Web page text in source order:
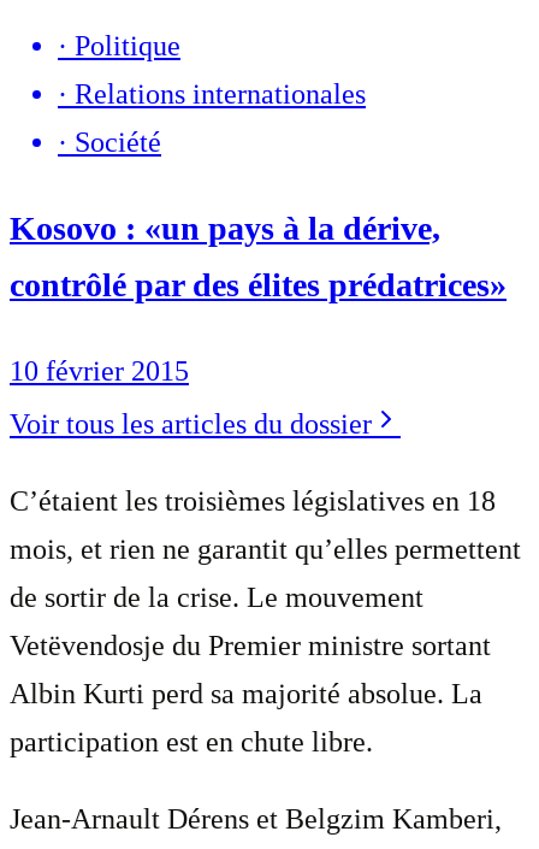
· Politique
· Relations internationales
· Société
Kosovo : «un pays à la dérive,
contrôlé par des élites prédatrices»
10 février 2015
Voir tous les articles du dossier
C’étaient les troisièmes législatives en 18
mois, et rien ne garantit qu’elles permettent
de sortir de la crise. Le mouvement
Vetëvendosje du Premier ministre sortant
Albin Kurti perd sa majorité absolue. La
participation est en chute libre.
Jean-Arnault Dérens et Belgzim Kamberi,